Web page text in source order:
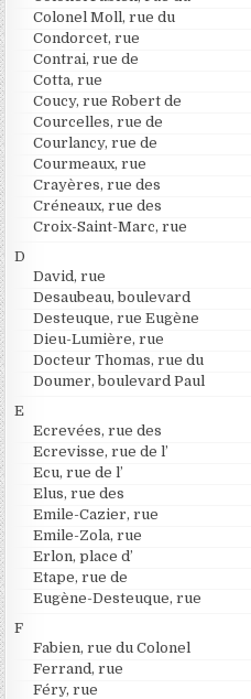
Colonel Moll, rue du
Condorcet, rue
Contrai, rue de
Cotta, rue
Coucy, rue Robert de
Courcelles, rue de
Courlancy, rue de
Courmeaux, rue
Crayères, rue des
Créneaux, rue des
Croix-Saint-Marc, rue
D
David, rue
Desaubeau, boulevard
Desteuque, rue Eugène
Dieu-Lumière, rue
Docteur Thomas, rue du
Doumer, boulevard Paul
E
Ecrevées, rue des
Ecrevisse, rue de l’
Ecu, rue de l’
Elus, rue des
Emile-Cazier, rue
Emile-Zola, rue
Erlon, place d’
Etape, rue de
Eugène-Desteuque, rue
F
Fabien, rue du Colonel
Ferrand, rue
Féry, rue